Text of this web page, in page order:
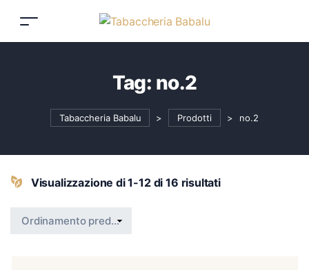
Tag: no.2
Tabaccheria Babalu > Prodotti > no.2
Visualizzazione di 1-12 di 16 risultati